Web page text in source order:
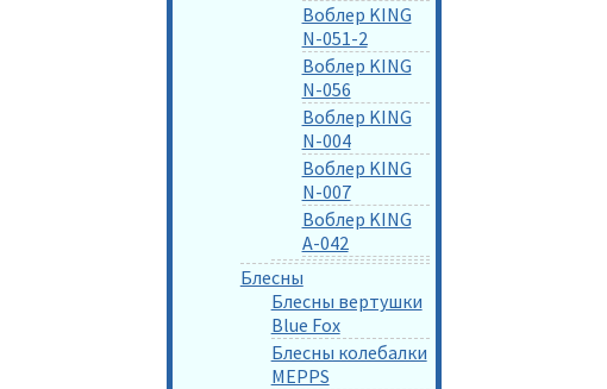
Воблер KING
N-051-2
Воблер KING
N-056
Воблер KING
N-004
Воблер KING
N-007
Воблер KING
A-042
Блесны
Блесны вертушки
Blue Fox
Блесны колебалки
MEPPS